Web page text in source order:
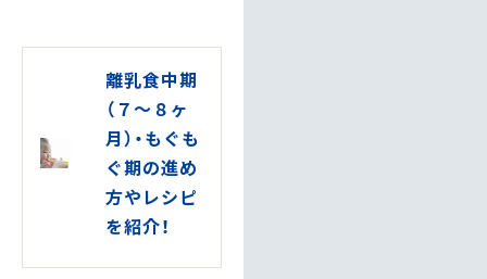
離乳食中期
（７～８ヶ
月）・もぐも
ぐ期の進め
方やレシピ
を紹介！